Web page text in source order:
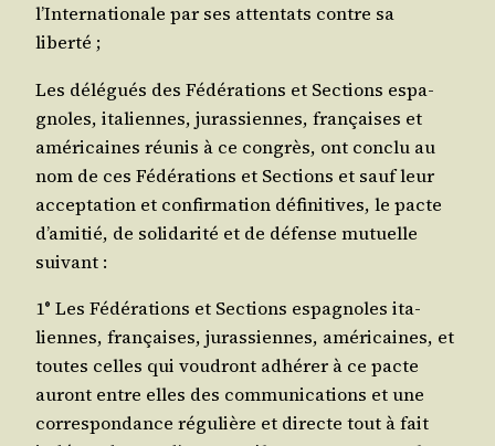
l’Internationale par ses atten­tats contre sa
liberté ;
Les délé­gués des Fédé­ra­tions et Sec­tions espa­
gnoles, ita­liennes, juras­siennes, fran­çaises et
amé­ri­caines réunis à ce congrès, ont conclu au
nom de ces Fédé­ra­tions et Sec­tions et sauf leur
accep­ta­tion et confir­ma­tion défi­ni­tives, le pacte
d’amitié, de soli­da­ri­té et de défense mutuelle
suivant :
1° Les Fédé­ra­tions et Sec­tions espa­gnoles ita­
liennes, fran­çaises, juras­siennes, amé­ri­caines, et
toutes celles qui vou­dront adhé­rer à ce pacte
auront entre elles des com­mu­ni­ca­tions et une
cor­res­pon­dance régu­lière et directe tout à fait